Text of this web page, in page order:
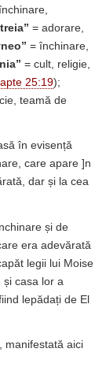
= adorare,
= închinare,
” = cult, religie,
25:19);
teamă de
în evisență
care apare ]n
dar și la cea
și de
era adevărată
legii lui Moise
și casa lor a
lepădați de El
manifestată aici